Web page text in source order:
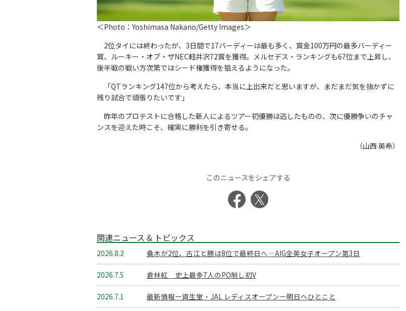
＜Photo：Yoshimasa Nakano/Getty Images＞
2位タイには終わったが、3日間で17バーディーは最も多く、賞金100万円の最多バーディー
賞、ルーキー・オブ・ザNEC軽井沢72賞を獲得。メルセデス・ランキングも67位まで上昇し、
後半戦の戦い方次第ではシード権獲得を狙えるようになった。
「QTランキング147位から考えたら、本当に上出来だと思いますが、まだまだ気を抜かずに
残り試合で頑張りたいです」
昨年のプロテストに合格した新人によるツアー初優勝は逃したものの、次に優勝争いのチャ
ンスを迎えた時こそ、確実に勝利を引き寄せる。
（山西 英希）
このニュースをシェアする
関連ニュース & トピックス
2026.8.2 桑木が2位、古江と勝は8位で最終日へ―AIG全英女子オープン第3日
2026.7.5 倉林紅 史上最多7人のPO制し初V
2026.7.1 最新情報ー資生堂・JAL レディスオープンー明日へひとこと